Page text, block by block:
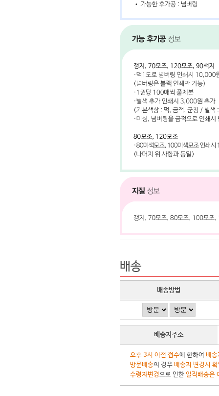
배송
배송방법
배송지주소
오후 3시 이전 접수에 한하여 배송
방문배송의 경우 배송지 변경시
수령자변경으로 인한 일직배송은